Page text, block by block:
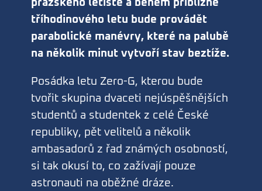
pražského letiště a během přibližně
tříhodinového letu bude provádět
parabolické manévry, které na palubě
na několik minut vytvoří stav beztíže.
Posádka letu Zero-G, kterou bude
tvořit skupina dvaceti nejúspěšnějších
studentů a studentek z celé České
republiky, pět velitelů a několik
ambasadorů z řad známých osobností,
si tak okusí to, co zažívají pouze
astronauti na oběžné dráze.